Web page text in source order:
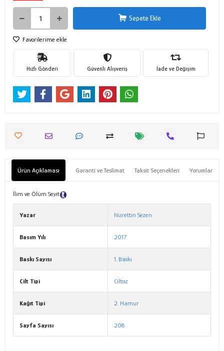
Sepete Ekle
Favorilerime ekle
Hızlı Gönderi Güvenli Alışveriş İade ve Değişim
Ürün Açıklaması Garanti ve Teslimat Taksit Seçenekleri Yorumlar
İlim ve Ölüm Seyit
Yazar Nurettin Sezen
Basım Yılı 2017
Baskı Sayısı 1. Baskı
Cilt Tipi Ciltsiz
Kağıt Tipi 2. Hamur
Sayfa Sayısı 208